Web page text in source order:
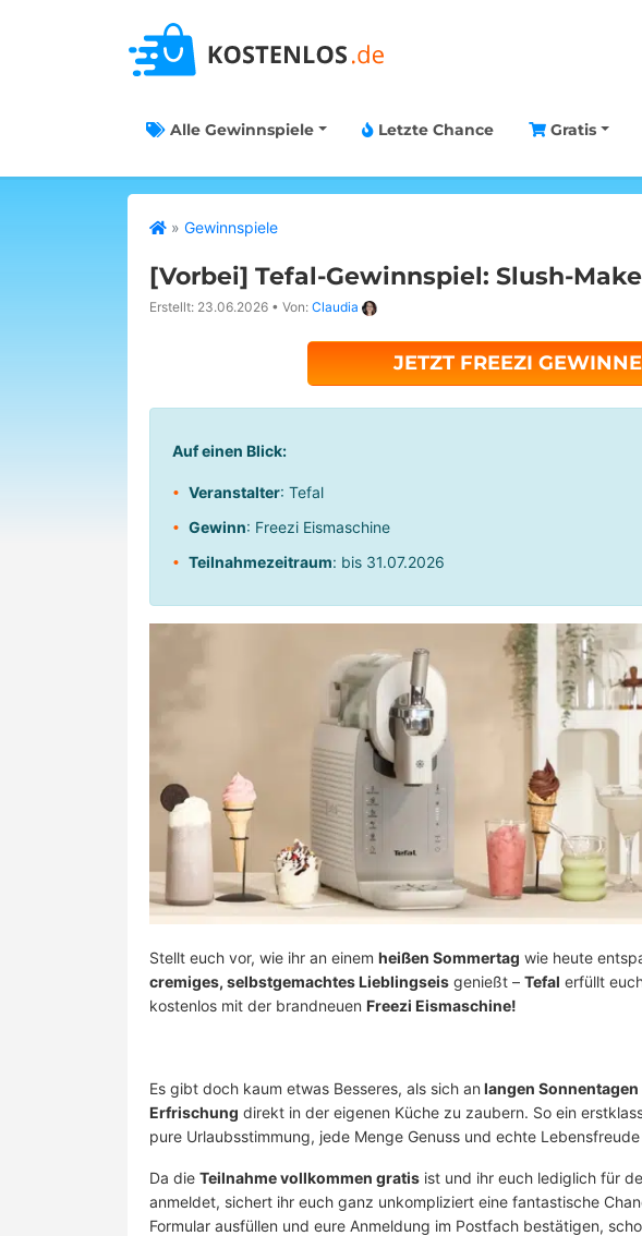
Alle Gewinnspiele Letzte Chance Gratis
» Gewinnspiele
[Vorbei] Tefal-Gewinnspiel: Slush-
Erstellt: 23.06.2026 • Von: Claudia
JETZT FREEZI
Auf einen Blick:
Veranstalter: Tefal
Gewinn: Freezi Eismaschine
Teilnahmezeitraum: bis 31.07.2026
Stellt euch vor, wie ihr an einem heißen Sommertag wie heute
cremiges, selbstgemachtes Lieblingseis genießt – Tefal erfüllt
kostenlos mit der brandneuen Freezi Eismaschine!
Es gibt doch kaum etwas Besseres, als sich an langen Sonnentagen
Erfrischung direkt in der eigenen Küche zu zaubern. So ein
pure Urlaubsstimmung, jede Menge Genuss und echte
Da die Teilnahme vollkommen gratis ist und ihr euch lediglich für
anmeldet, sichert ihr euch ganz unkompliziert eine fantastische
Formular ausfüllen und eure Anmeldung im Postfach bestätigen,